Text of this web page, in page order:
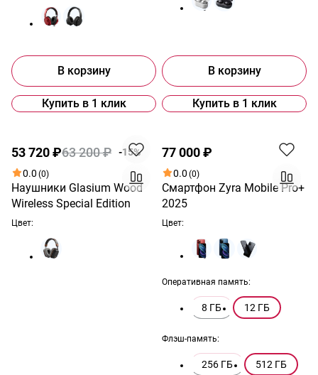
В корзину
Купить в 1 клик
В корзину
Купить в 1 клик
Хит Акция
53 720 ₽63 200 ₽
-15%
0.0 (0)
Наушники Glasium Wood
Wireless Special Edition
Цвет:
Хит
77 000 ₽
0.0 (0)
Смартфон Zyra Mobile Pro+
2025
Цвет:
Оперативная память:
8 ГБ 12 ГБ
Флэш-память:
256 ГБ 512 ГБ